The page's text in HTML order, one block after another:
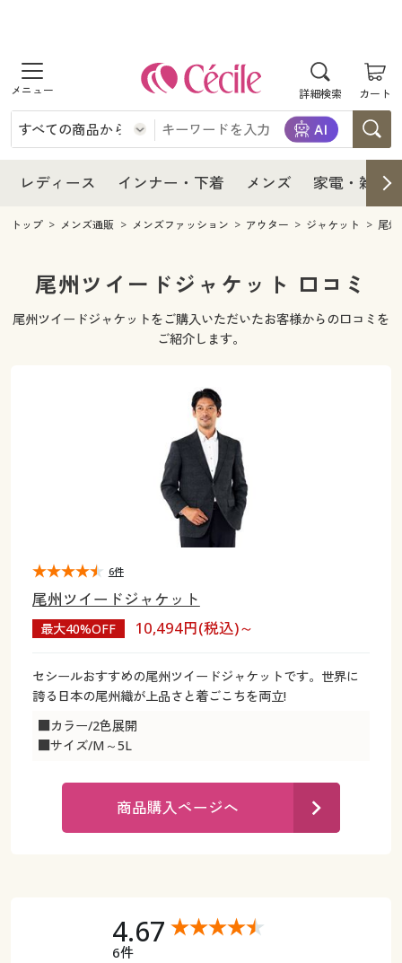
詳細検索 カート
商品を探す
レディース
レディースファッション
女性下着
インナー・下着
インナー・下着通販すべて
女性下着
メンズ下着
メンズ
メンズ通販すべて
メンズファッション
家電・雑貨
家電・雑貨すべて
寝具・インテリア・家具
カーテン・ラグ・ファブリック
美容・健康・サプリメント
ジュニア・ティーンズ下着
大きいサイズ レディース服
大きいサイズ レディース下着
大きいサイズ メンズ
大きいサイズ 事務・制服
バーゲンセール
シークレットセール
詳細検索
商品カテゴリ一覧
カタログ・チラシからのご注文
デジタルカタログ
カタログ無料プレゼント
レディース インナー・下着 メンズ 家電・雑貨
レディース
レディース通販すべて
レディースファッション
インナー・下着
インナー・下着通販すべて
ジュニア・ティーンズ下着
メンズ
メンズ下着
家電
寝具・インテリア・家具通販すべて
カーテン・ラグ・ファブリック
美容・健康
ジュニア・ティーンズ下着
大きいサイズ レディース服
大きいサイズ レディース下着
シークレットセール
商品カテゴリ一覧
カタログ
デジタルカタログ
カタログ無料プレゼント
会員メニュー
マイページ
トップ メンズ通販 メンズファッション アウター ジャケット 尾
尾州ツイードジャケット 口コミ
尾州ツイードジャケットをご購入いただいたお客様からの口コミを
ご紹介します。
尾州ツイードジャケット
最大40%OFF 10,494円(税込)～
セシールおすすめの尾州ツイードジャケットです。世界に
誇る日本の尾州織が上品さと着ごこちを両立!
■カラー/2色展開
■サイズ/M～5L
6件
商品購入ページへ
4.67
6件